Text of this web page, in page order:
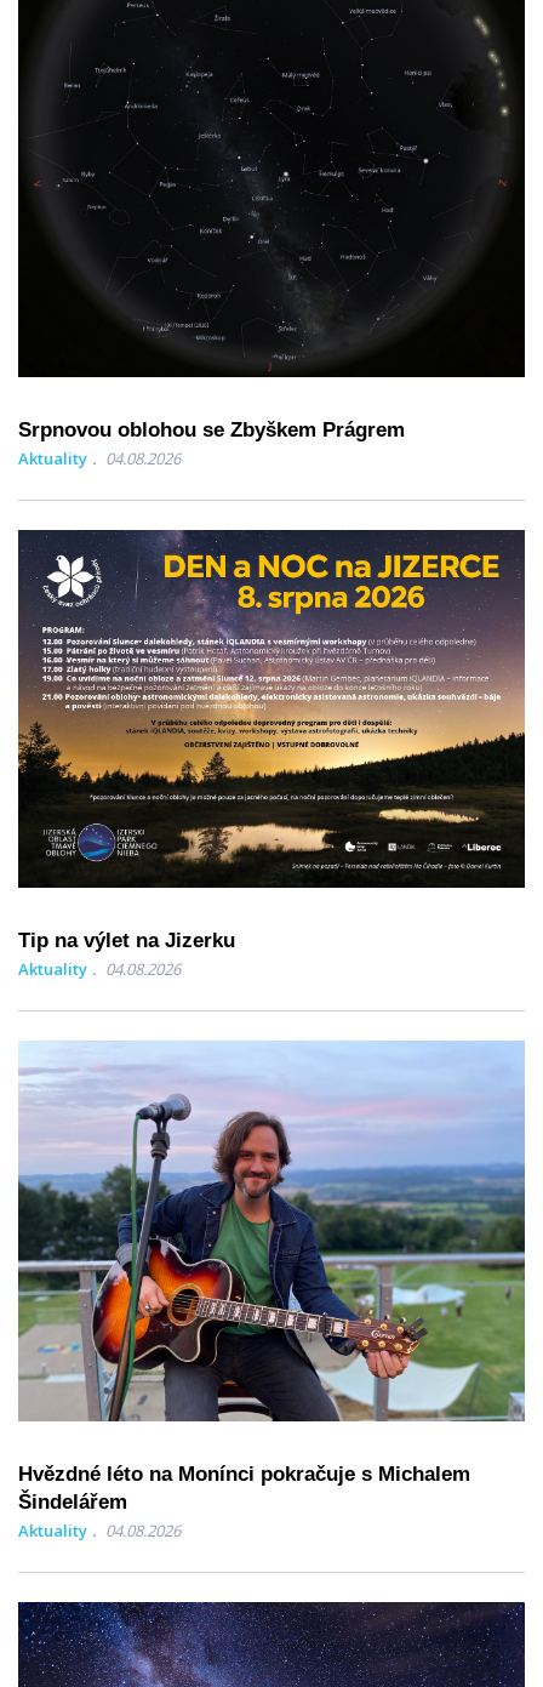
Srpnovou oblohou se Zbyškem Prágrem
Aktuality 04.08.2026
Tip na výlet na Jizerku
Aktuality 04.08.2026
Hvězdné léto na Monínci pokračuje s Michalem
Šindelářem
Aktuality 04.08.2026